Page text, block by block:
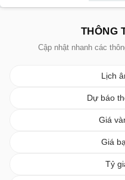
THÔNG
Cập nhật nhanh các
Lịch
Dự báo
Giá
Giá
Tỷ